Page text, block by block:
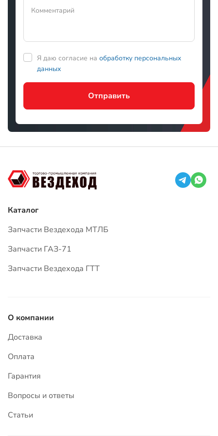
Каталог
Запчасти ГАЗ-71
Запчасти Вездехода ГТТ
Вопросы и ответы
Статьи
Контакты
8-902-618-63-93
8 (3513) 59-06-40